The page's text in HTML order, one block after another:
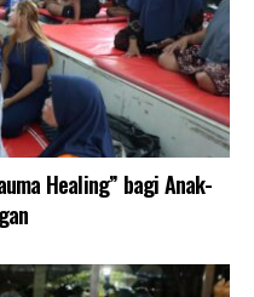
Healing” bagi Anak-